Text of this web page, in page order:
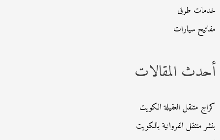
خدمات طرق
مفاتيح سيارات
أحدث المقالات
كراج متنقل العقيلة الكويت
بنشر متنقل الفروانية بالكويت